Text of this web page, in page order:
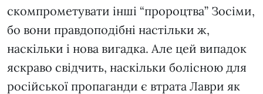
скомпрометувати інші “пророцтва” Зосіми,
бо вони правдоподібні настільки ж,
наскільки і нова вигадка. Але цей випадок
яскраво свідчить, наскільки болісною для
російської пропаганди є втрата Лаври як